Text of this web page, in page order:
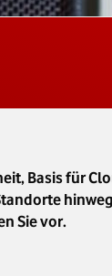
Basis für
Sie vor.